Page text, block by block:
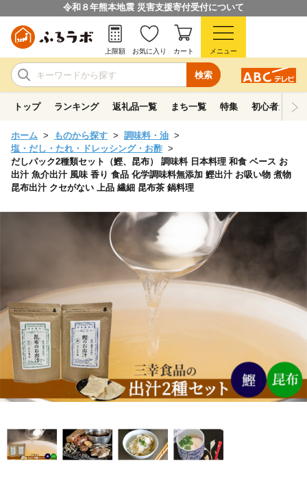
令和８年熊本地震 災害支援寄付受付について
検索
上限額 お気に入り カート メニュー
トップ ランキング 返礼品一覧 まち一覧 特集 初心者ガイド
ホーム ものから探す
調味料・油
塩・だし・たれ・ドレッシング・お酢
だしパック2種類セット（鰹、昆布） 調味料 日本料理 和食 ベース お
出汁 魚介出汁 風味 香り 食品 化学調味料無添加 鰹出汁 お吸い物 煮物
昆布出汁 クセがない 上品 繊細 昆布茶 鍋料理